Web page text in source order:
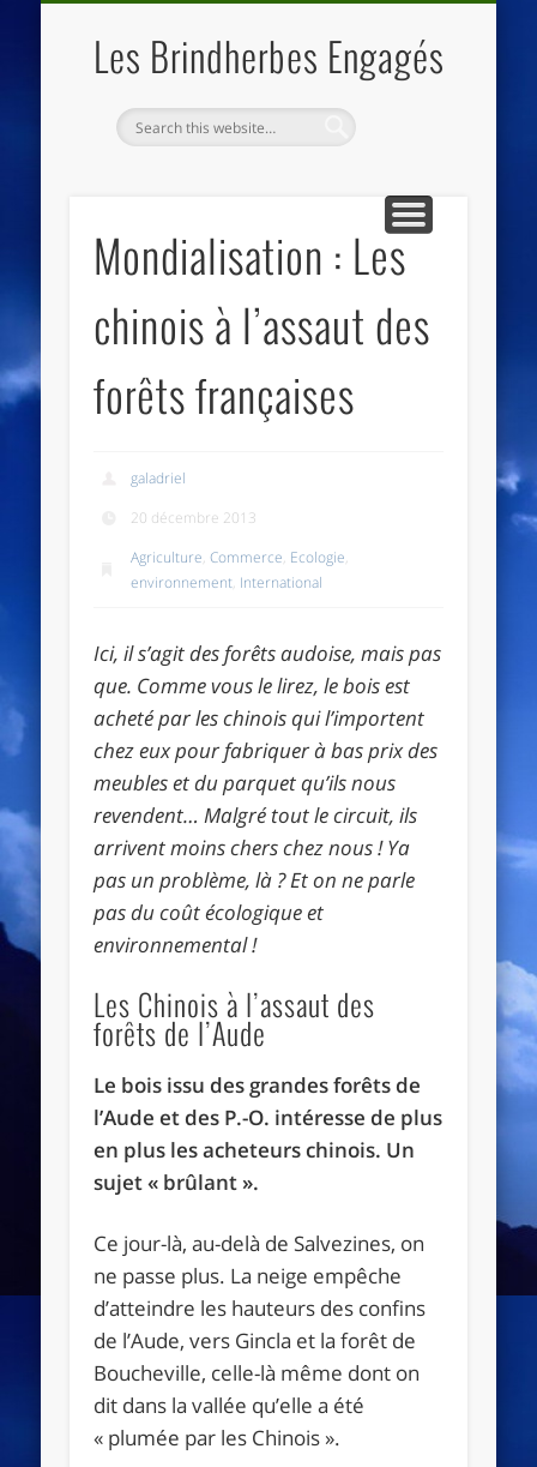
Les Brindherbes Engagés
Mondialisation : Les
chinois à l’assaut des
forêts françaises
galadriel
20 décembre 2013
Agriculture,Commerce, Ecologie,
environnement, International
Ici, il s’agit des forêts audoise, mais pas
que. Comme vous le lirez, le bois est
acheté par les chinois qui l’importent
chez eux pour fabriquer à bas prix des
meubles et du parquet qu’ils nous
revendent… Malgré tout le circuit, ils
arrivent moins chers chez nous ! Ya
pas un problème, là ? Et on ne parle
pas du coût écologique et
environnemental !
Les Chinois à l’assaut des
forêts de l’Aude
Le bois issu des grandes forêts de
l’Aude et des P.-O. intéresse de plus
en plus les acheteurs chinois. Un
sujet « brûlant ».
Ce jour-là, au-delà de Salvezines, on
ne passe plus. La neige empêche
d’atteindre les hauteurs des confins
de l’Aude, vers Gincla et la forêt de
Boucheville, celle-là même dont on
dit dans la vallée qu’elle a été
« plumée par les Chinois ».